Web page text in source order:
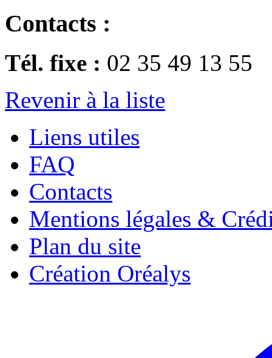
Contacts :
Tél. fixe : 02 35 49 13 55
Revenir à la liste
Liens utiles
FAQ
Contacts
Mentions légales &
Plan du site
Création Oréalys